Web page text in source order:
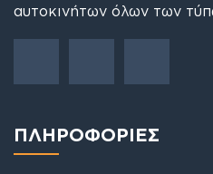
αυτοκινήτων όλων των
ΠΛΗΡΟΦΟΡΙΕΣ